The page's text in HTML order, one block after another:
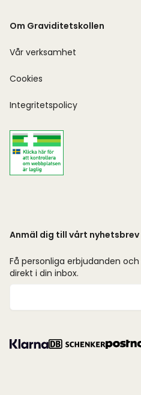
Om Graviditetskollen
Vår verksamhet
Cookies
Integritetspolicy
Anmäl dig till vårt nyhetsbrev
Få personliga erbjudanden
direkt i din inbox.